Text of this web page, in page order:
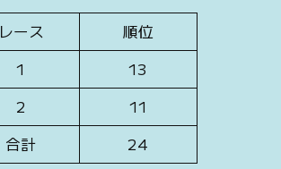
レース
順位
1
13
2
11
合計
24